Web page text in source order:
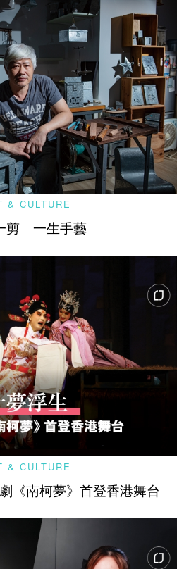
& CULTURE
剪 一生手藝
& CULTURE
《南柯夢》首登香港舞台